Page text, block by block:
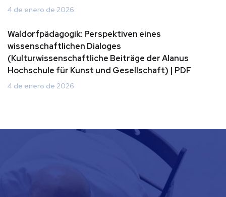
4 de enero de 2026
Waldorfpädagogik: Perspektiven eines
wissenschaftlichen Dialoges
(Kulturwissenschaftliche Beiträge der Alanus
Hochschule für Kunst und Gesellschaft) | PDF
4 de enero de 2026